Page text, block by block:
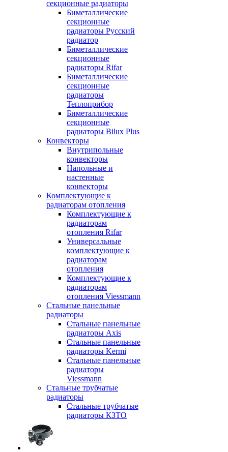
секционные радиаторы
Биметаллические
секционные
радиаторы Русский
радиатор
Биметаллические
секционные
радиаторы Rifar
Биметаллические
секционные
радиаторы
Теплоприбор
Биметаллические
секционные
радиаторы Bilux Plus
Конвекторы
Внутрипольные
конвекторы
Напольные и
настенные
конвекторы
Комплектующие к
радиаторам отопления
Комплектующие к
радиаторам
отопления Rifar
Универсальные
комплектующие к
радиаторам
отопления
Комплектующие к
радиаторам
отопления Viessmann
Стальные панельные
радиаторы
Стальные панельные
радиаторы Axis
Стальные панельные
радиаторы Kermi
Стальные панельные
радиаторы
Viessmann
Стальные трубчатые
радиаторы
Стальные трубчатые
радиаторы КЗТО